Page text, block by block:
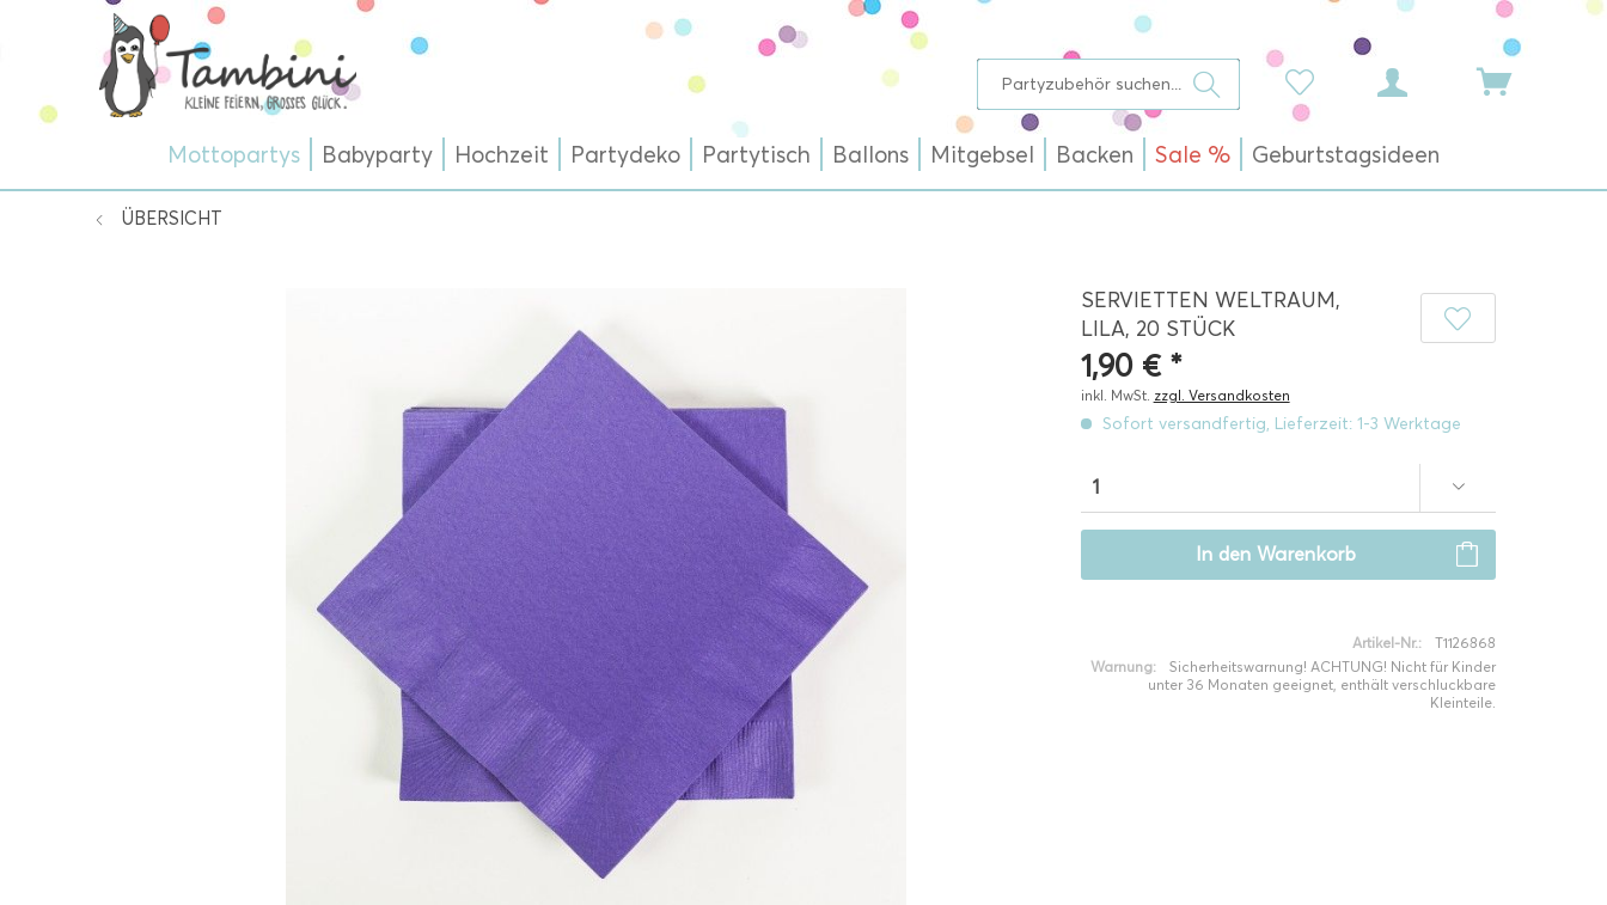
Mottopartys Babyparty Hochzeit Partydeko Partytisch Ballons Mitgebsel Backen Sale % Geburtstagsideen
ÜBERSICHT
SERVIETTEN WELTRAUM,
LILA, 20 STÜCK
1,90 € *
inkl. MwSt. zzgl. Versandkosten
Sofort versandfertig, Lieferzeit: 1-3 Werktage
In den Warenkorb
Artikel-Nr.:
T1126868
Warnung:
Sicherheitswarnung! ACHTUNG! Nicht für Kinder
unter 36 Monaten geeignet, enthält verschluckbare
Kleinteile.